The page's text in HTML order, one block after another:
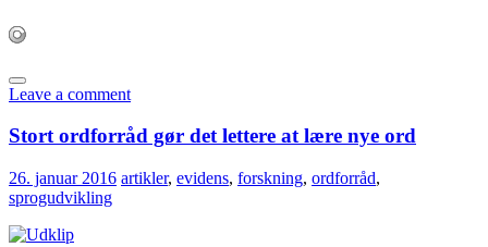
Leave a comment
Stort ordforråd gør det lettere at lære nye ord
26. januar 2016 artikler, evidens, forskning, ordforråd,
sprogudvikling